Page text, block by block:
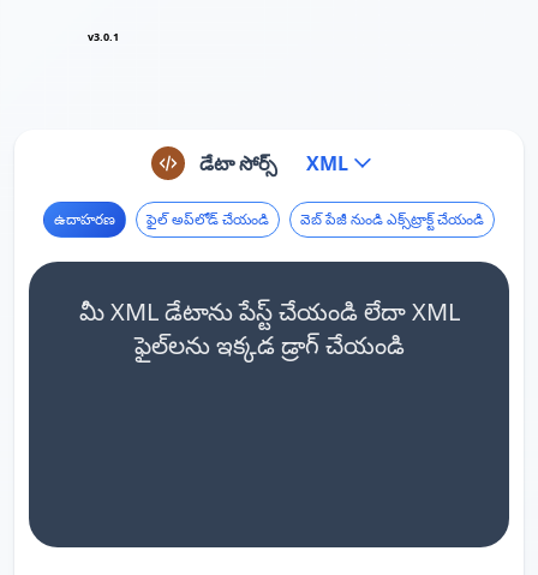
v3.0.1
డేటా సోర్స్ XML
ఉదాహరణ ఫైల్ అప్‌లోడ్ చేయండి వెబ్ పేజీ నుండి ఎక్స్‌ట్రాక్ట్ చేయండి
మీ XML డేటాను పేస్ట్ చేయండి లేదా XML
ఫైల్‌లను ఇక్కడ డ్రాగ్ చేయండి